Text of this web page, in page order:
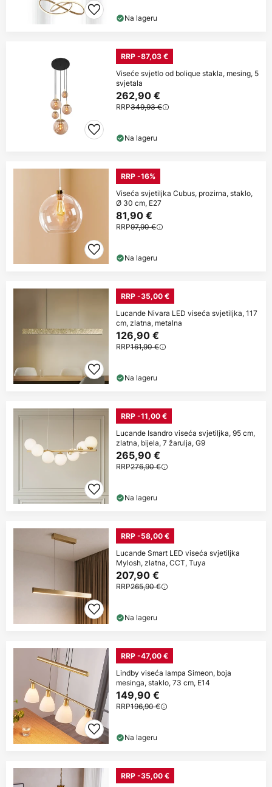
Na lageru
RRP -87,03 €
Viseće svjetlo od bolique stakla, mesing, 5
svjetala
262,90 €
RRP349,93 €
Na lageru
RRP -16%
Viseća svjetiljka Cubus, prozirna, staklo,
Ø 30 cm, E27
81,90 €
RRP97,90 €
Na lageru
RRP -35,00 €
Lucande Nivara LED viseća svjetiljka, 117
cm, zlatna, metalna
126,90 €
RRP161,90 €
Na lageru
RRP -11,00 €
Lucande Isandro viseća svjetiljka, 95 cm,
zlatna, bijela, 7 žarulja, G9
265,90 €
RRP276,90 €
Na lageru
RRP -58,00 €
Lucande Smart LED viseća svjetiljka
Mylosh, zlatna, CCT, Tuya
207,90 €
RRP265,90 €
Na lageru
RRP -47,00 €
Lindby viseća lampa Simeon, boja
mesinga, staklo, 73 cm, E14
149,90 €
RRP196,90 €
Na lageru
RRP -35,00 €